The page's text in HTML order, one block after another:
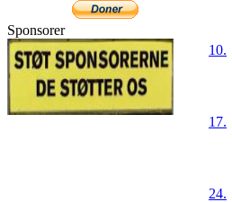
Sponsorer
10.
17.
24.